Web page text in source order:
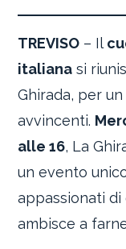
TREVISO – Il
italiana si
Ghirada, per
avvincenti.
alle 16, La
un evento
appassionati
ambisce a